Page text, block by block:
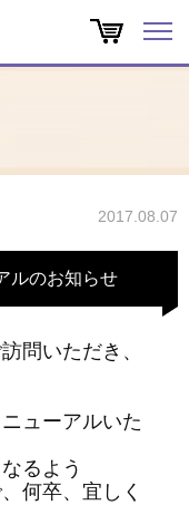
2017.08.07
ルのお知らせ
問いただき、
ューアルいた
るよう
何卒、宜しく